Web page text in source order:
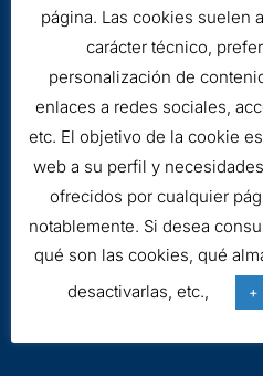
página. Las cookies suelen
carácter técnico,
personalización de
enlaces a redes sociales,
etc. El objetivo de la cookie
web a su perfil y
ofrecidos por cualquier
notablemente. Si desea
qué son las cookies, qué
desactivarlas, etc.,
+